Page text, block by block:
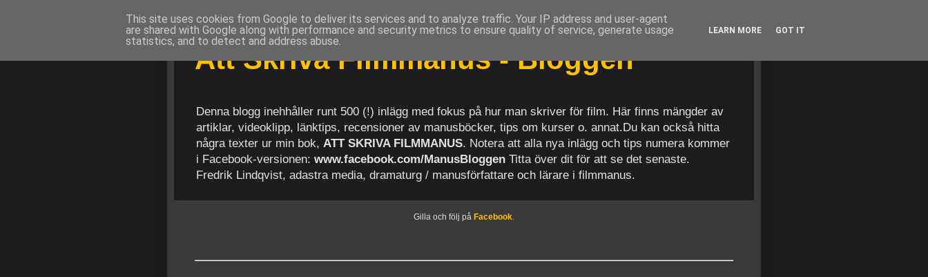
Att Skriva Filmmanus - Bloggen
Denna blogg inehhåller runt 500 (!) inlägg med fokus på hur man skriver för film. Här finns mängder av
artiklar, videoklipp, länktips, recensioner av manusböcker, tips om kurser o. annat.Du kan också hitta
några texter ur min bok, ATT SKRIVA FILMMANUS. Notera att alla nya inlägg och tips numera kommer
i Facebook-versionen: www.facebook.com/ManusBloggen Titta över dit för att se det senaste.
Fredrik Lindqvist, adastra media, dramaturg / manusförfattare och lärare i filmmanus.
Gilla och följ på Facebook.
This site uses cookies from Google to deliver its services and to analyze traffic. Your IP address and user-agent
are shared with Google along with performance and security metrics to ensure quality of service, generate usage
statistics, and to detect and address abuse.
LEARN MORE GOT IT